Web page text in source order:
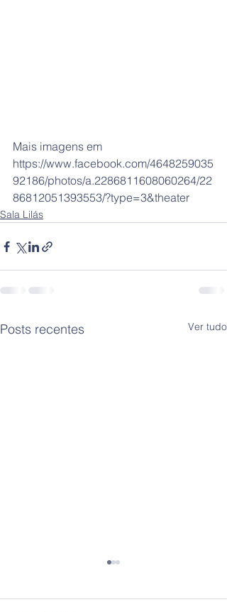
Mais imagens em
https://www.facebook.com/4648259035
92186/photos/a.2286811608060264/22
86812051393553/?type=3&theater
Sala Lilás
Posts recentes Ver tudo